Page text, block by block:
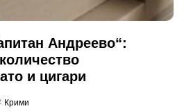
Андреево“:
и цигари
Крими